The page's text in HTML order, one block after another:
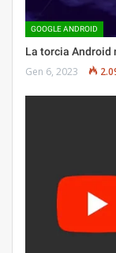
GOOGLE ANDROID
La torcia Android
Gen 6, 2023